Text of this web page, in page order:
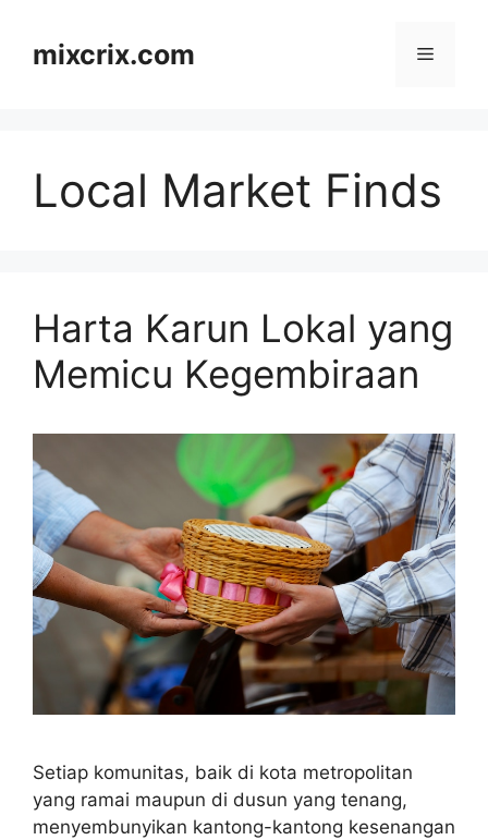
contentmixcrix.com Menu
Local Market Finds
Harta Karun Lokal yang
Memicu Kegembiraan
Setiap komunitas, baik di kota metropolitan
yang ramai maupun di dusun yang tenang,
menyembunyikan kantong-kantong kesenangan